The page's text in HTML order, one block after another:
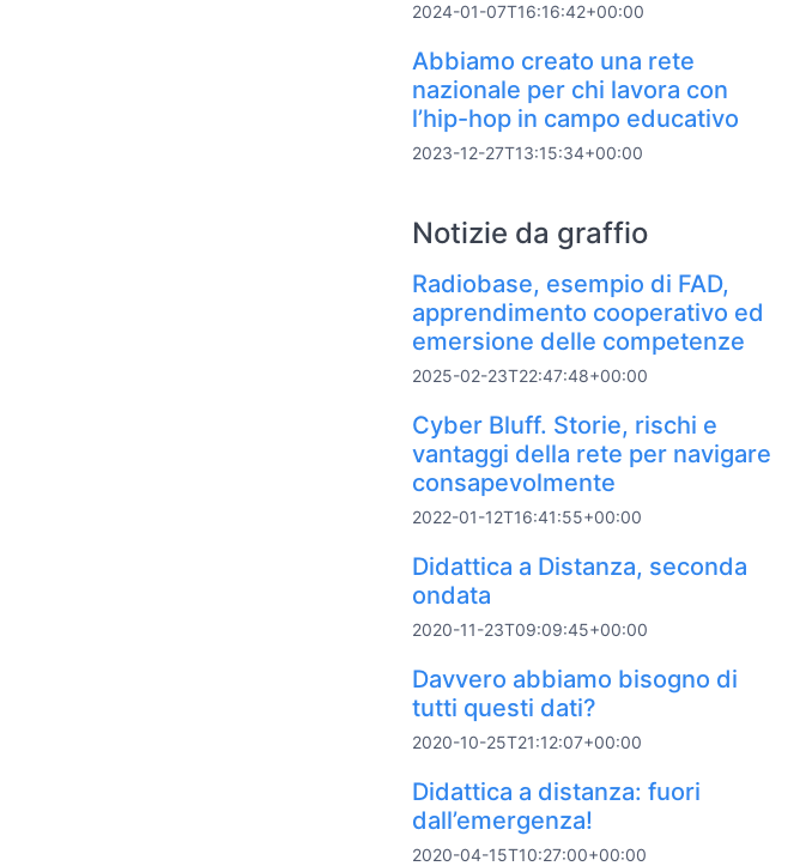
2024-01-07T16:16:42+00:00
Abbiamo creato una rete
nazionale per chi lavora con
l’hip-hop in campo educativo
2023-12-27T13:15:34+00:00
Notizie da graffio
Radiobase, esempio di FAD,
apprendimento cooperativo ed
emersione delle competenze
2025-02-23T22:47:48+00:00
Cyber Bluff. Storie, rischi e
vantaggi della rete per navigare
consapevolmente
2022-01-12T16:41:55+00:00
Didattica a Distanza, seconda
ondata
2020-11-23T09:09:45+00:00
Davvero abbiamo bisogno di
tutti questi dati?
2020-10-25T21:12:07+00:00
Didattica a distanza: fuori
dall’emergenza!
2020-04-15T10:27:00+00:00